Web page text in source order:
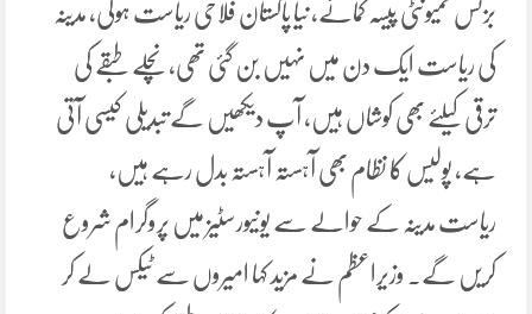
بزنس کمیونٹی پیسہ کمائے، نیا پاکستان فلاحی ریاست ہوگی، مدینہ
کی ریاست ایک دن میں نہیں بن گئی تھی، نچلے طبقے کی
ترقی کیلئے بھی کوشاں ہیں، آپ دیکھیں گے تبدیلی کیسی آتی
ہے، پولیس کا نظام بھی آہستہ آہستہ بدل رہے ہیں،
ریاست مدینہ کے حوالے سے یونیورسٹیز میں پروگرام شروع
کریں گے۔ وزیراعظم نے مزید کہا امیروں سے ٹیکس لے کر